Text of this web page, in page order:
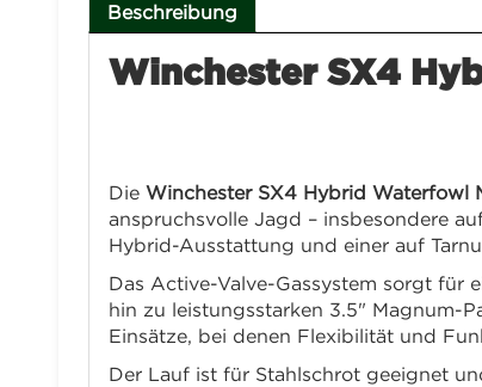
Beschreibung
WinchesterSX4
Die Winchester SX4 Hybrid Waterfowl
anspruchsvolle Jagd – insbesondere
Hybrid-Ausstattung und einer auf
Das Active-Valve-Gassystem sorgt für
hin zu leistungsstarken 3.5" Magnum-
Einsätze, bei denen Flexibilität und
Der Lauf ist für Stahlschrot geeignet